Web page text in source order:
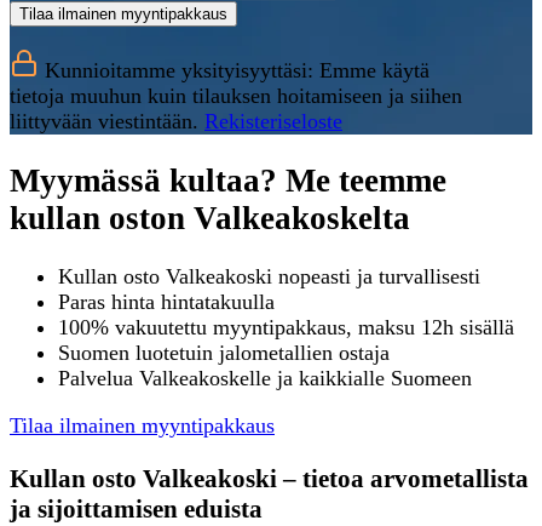
Tilaa ilmainen myyntipakkaus
Kunnioitamme yksityisyyttäsi: Emme käytä
tietoja muuhun kuin tilauksen hoitamiseen ja siihen
liittyvään viestintään. Rekisteriseloste
Myymässä kultaa? Me teemme
kullan oston Valkeakoskelta
Kullan osto Valkeakoski nopeasti ja turvallisesti
Paras hinta hintatakuulla
100% vakuutettu myyntipakkaus, maksu 12h sisällä
Suomen luotetuin jalometallien ostaja
Palvelua Valkeakoskelle ja kaikkialle Suomeen
Tilaa ilmainen myyntipakkaus
Kullan osto Valkeakoski – tietoa arvometallista
ja sijoittamisen eduista